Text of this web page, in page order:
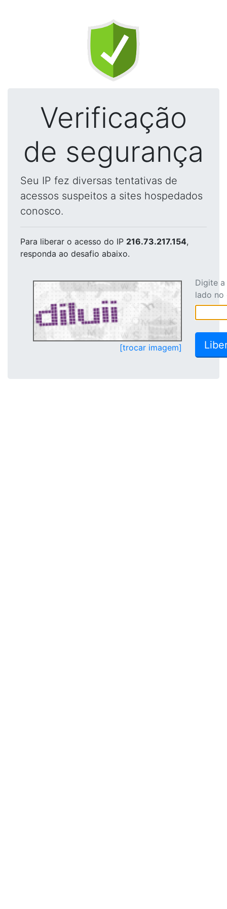
Verificação
de segurança
Seu IP fez diversas tentativas de
acessos suspeitos a sites hospedados
conosco.
Para liberar o acesso do IP 216.73.217.154,
responda ao desafio abaixo.
[trocar imagem]
Digite
lado no